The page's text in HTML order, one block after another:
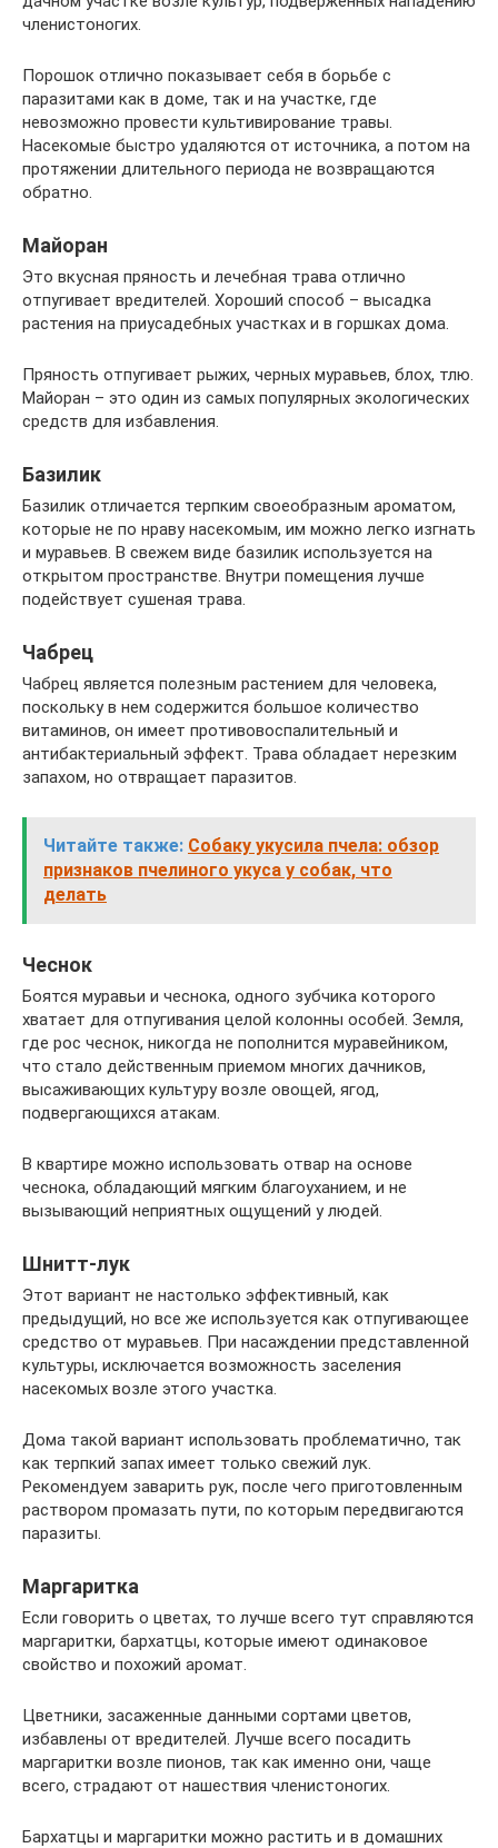
членистоногих.
Порошок отлично показывает себя в борьбе с
паразитами как в доме, так и на участке, где
невозможно провести культивирование травы.
Насекомые быстро удаляются от источника, а потом на
протяжении длительного периода не возвращаются
обратно.
Майоран
Это вкусная пряность и лечебная трава отлично
отпугивает вредителей. Хороший способ – высадка
растения на приусадебных участках и в горшках дома.
Пряность отпугивает рыжих, черных муравьев, блох, тлю.
Майоран – это один из самых популярных экологических
средств для избавления.
Базилик
Базилик отличается терпким своеобразным ароматом,
которые не по нраву насекомым, им можно легко изгнать
и муравьев. В свежем виде базилик используется на
открытом пространстве. Внутри помещения лучше
подействует сушеная трава.
Чабрец
Чабрец является полезным растением для человека,
поскольку в нем содержится большое количество
витаминов, он имеет противовоспалительный и
антибактериальный эффект. Трава обладает нерезким
запахом, но отвращает паразитов.
Читайте также: Собаку укусила пчела: обзор
признаков пчелиного укуса у собак, что
делать
Чеснок
Боятся муравьи и чеснока, одного зубчика которого
хватает для отпугивания целой колонны особей. Земля,
где рос чеснок, никогда не пополнится муравейником,
что стало действенным приемом многих дачников,
высаживающих культуру возле овощей, ягод,
подвергающихся атакам.
В квартире можно использовать отвар на основе
чеснока, обладающий мягким благоуханием, и не
вызывающий неприятных ощущений у людей.
Шнитт-лук
Этот вариант не настолько эффективный, как
предыдущий, но все же используется как отпугивающее
средство от муравьев. При насаждении представленной
культуры, исключается возможность заселения
насекомых возле этого участка.
Дома такой вариант использовать проблематично, так
как терпкий запах имеет только свежий лук.
Рекомендуем заварить рук, после чего приготовленным
раствором промазать пути, по которым передвигаются
паразиты.
Маргаритка
Если говорить о цветах, то лучше всего тут справляются
маргаритки, бархатцы, которые имеют одинаковое
свойство и похожий аромат.
Цветники, засаженные данными сортами цветов,
избавлены от вредителей. Лучше всего посадить
маргаритки возле пионов, так как именно они, чаще
всего, страдают от нашествия членистоногих.
Бархатцы и маргаритки можно растить и в домашних